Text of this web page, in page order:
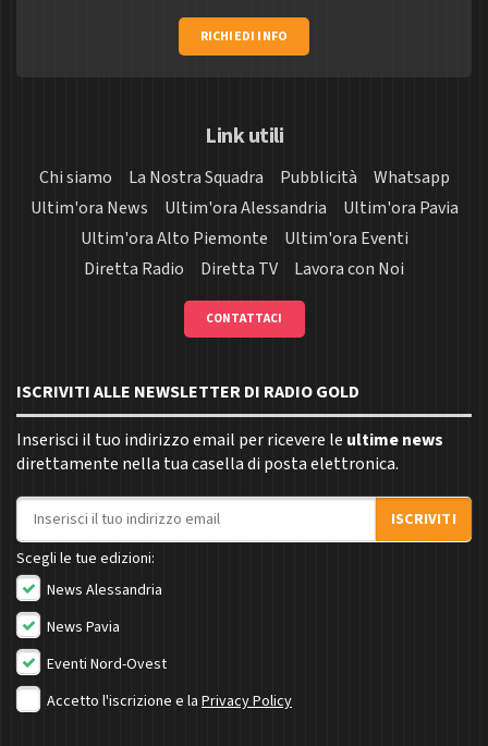
RICHIEDI INFO
Link utili
Chi siamo La Nostra Squadra Pubblicità
Whatsapp
Ultim'ora News
Ultim'ora Alessandria
Ultim'ora Pavia
Ultim'ora Alto Piemonte
Ultim'ora Eventi
Diretta Radio
Diretta TV Lavora con Noi
CONTATTACI
ISCRIVITI ALLE NEWSLETTER DI RADIO GOLD
Inserisci il tuo indirizzo email per ricevere le ultime news
direttamente nella tua casella di posta elettronica.
Indirizzo email
ISCRIVITI
Scegli le tue edizioni:
News Alessandria
News Pavia
Eventi Nord-Ovest
Accetto l'iscrizione e la Privacy Policy